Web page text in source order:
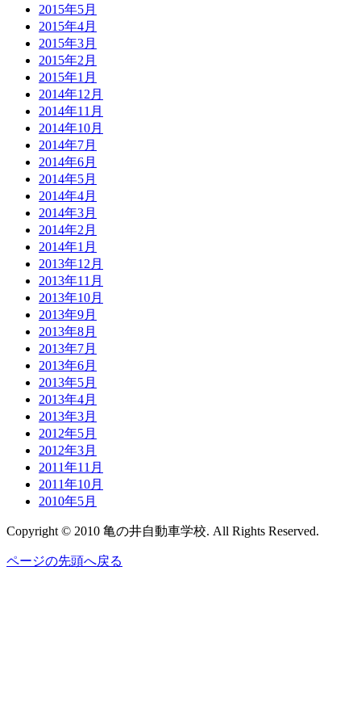
2015年5月
2015年4月
2015年3月
2015年2月
2015年1月
2014年12月
2014年11月
2014年10月
2014年7月
2014年6月
2014年5月
2014年4月
2014年3月
2014年2月
2014年1月
2013年12月
2013年11月
2013年10月
2013年9月
2013年8月
2013年7月
2013年6月
2013年5月
2013年4月
2013年3月
2012年5月
2012年3月
2011年11月
2011年10月
2010年5月
Copyright © 2010 亀の井自動車学校. All Rights Reserved.
ページの先頭へ戻る